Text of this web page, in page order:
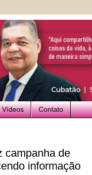
Vídeos Contato
campanha de
informação